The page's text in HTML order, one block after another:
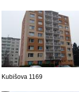
Kubišova 1169